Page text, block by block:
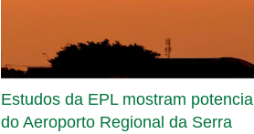
Estudos da EPL mostram potencial
do Aeroporto Regional da Serra